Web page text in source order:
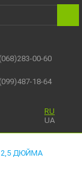
00-60
18-64
RU
UA
2,5 ДЮЙМА